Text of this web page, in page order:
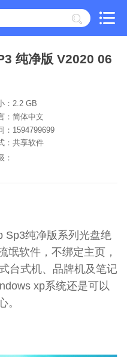
纯净版 V2020 06
：2.2 GB
：简体中文
：1594799699
：共享软件
：
Sp3纯净版系列光盘绝
氓软件，不绑定主页，
台式机、品牌机及笔记
xp系统还是可以
。